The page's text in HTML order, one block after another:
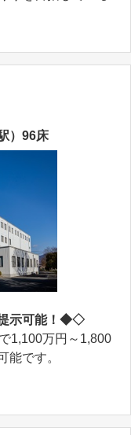
）96床
示可能！◆◇
1,100万円～1,800
能です。